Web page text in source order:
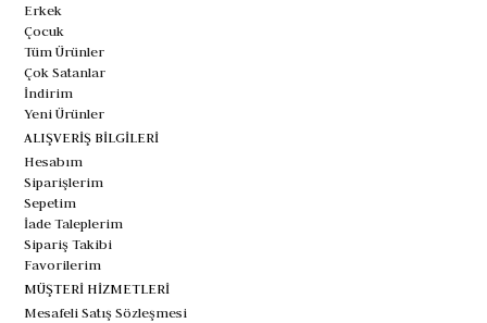
Erkek
Çocuk
Tüm Ürünler
Çok Satanlar
İndirim
Yeni Ürünler
ALIŞVERİŞ BİLGİLERİ
Hesabım
Siparişlerim
Sepetim
İade Taleplerim
Sipariş Takibi
Favorilerim
MÜŞTERİ HİZMETLERİ
Mesafeli Satış Sözleşmesi